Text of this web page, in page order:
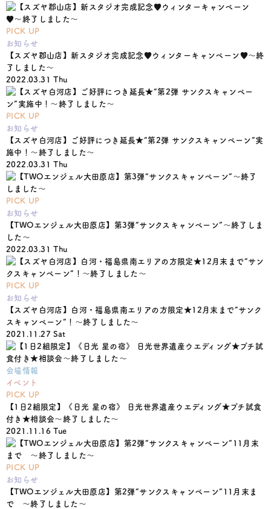
PICK UP
お知らせ
【スズヤ郡山店】新スタジオ完成記念♥ウィンターキャンペーン♥〜終
了しました〜
2022.03.31 Thu
PICK UP
お知らせ
【スズヤ白河店】ご好評につき延長★“第2弾 サンクスキャンペーン”実
施中！〜終了しました〜
2022.03.31 Thu
PICK UP
お知らせ
【TWOエンジェル大田原店】第3弾“サンクスキャンペーン”〜終了しま
した〜
2022.03.31 Thu
PICK UP
お知らせ
【スズヤ白河店】白河・福島県南エリアの方限定★12月末まで“サンク
スキャンペーン”！〜終了しました〜
2021.11.27 Sat
会場情報
イベント
PICK UP
【1日2組限定】《日光 星の宿》 日光世界遺産ウエディング★プチ試食
付き★相談会〜終了しました〜
2021.11.16 Tue
PICK UP
お知らせ
【TWOエンジェル大田原店】第2弾“サンクスキャンペーン”11月末ま
で 〜終了しました〜